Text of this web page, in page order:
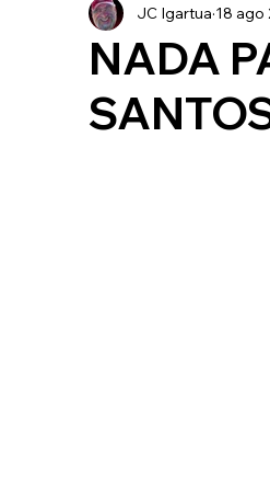
Resumenes Clausura
Supercopa Labor Social
NADA
JC Igartua 18 ago